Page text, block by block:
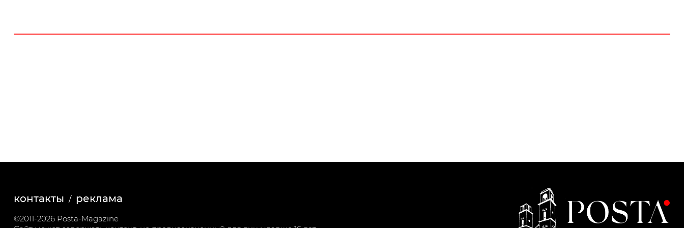
контакты реклама
©2011-2026 Posta-Magazine